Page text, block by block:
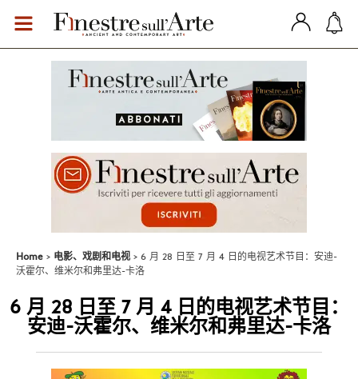
Home 电影、戏剧和电视
6 月 28 日至 7 月 4 日的电视艺术节目：安迪-
沃霍尔、维米尔和弗里达-卡洛
6 月 28 日至 7 月 4 日的电视艺术节目：
安迪-沃霍尔、维米尔和弗里达-卡洛